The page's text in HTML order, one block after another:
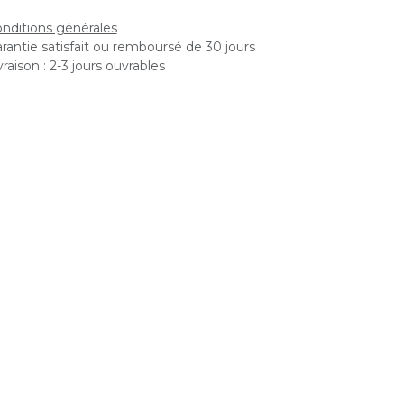
générales
satisfait ou remboursé de 30 jours
: 2-3 jours ouvrables